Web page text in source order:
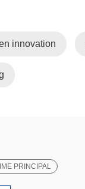
innovation
PRINCIPAL